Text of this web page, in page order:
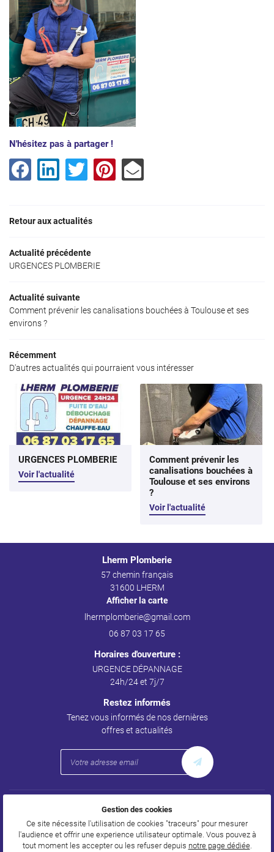
N'hésitez pas à partager !
Retour aux actualités
Actualité précédente
URGENCES PLOMBERIE
Actualité suivante
Comment prévenir les canalisations bouchées à Toulouse et ses
environs ?
Récemment
D'autres actualités qui pourraient vous intéresser
URGENCES PLOMBERIE
Voir l'actualité
Comment prévenir les
canalisations bouchées à
Toulouse et ses environs
?
Voir l'actualité
Lherm Plomberie
57 chemin français
31600 LHERM
Afficher la carte
06 87 03 17 65
Horaires d'ouverture :
URGENCE DÉPANNAGE
24h/24 et 7j/7
Restez informés
Tenez vous informés de nos dernières
offres et actualités
Conditions générales d'utilisation
Politique de confidentialité
Gestion des cookies
Sitemap
Gestion des cookies
Ce site nécessite l'utilisation de cookies "traceurs" pour mesurer
l'audience et offrir une experience utilisateur optimale. Vous pouvez à
tout moment les accepter ou les refuser depuis notre page dédiée.